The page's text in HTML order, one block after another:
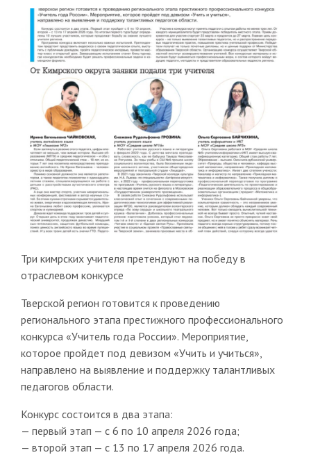
Три кимрских учителя претендуют на победу в
отраслевом конкурсе
Тверской регион готовится к проведению
регионального этапа престижного профессионального
конкурса «Учитель года России». Мероприятие,
которое пройдет под девизом «Учить и учиться»,
направлено на выявление и поддержку талантливых
педагогов области.
Конкурс состоится в два этапа:
— первый этап — с 6 по 10 апреля 2026 года;
— второй этап — с 13 по 17 апреля 2026 года.